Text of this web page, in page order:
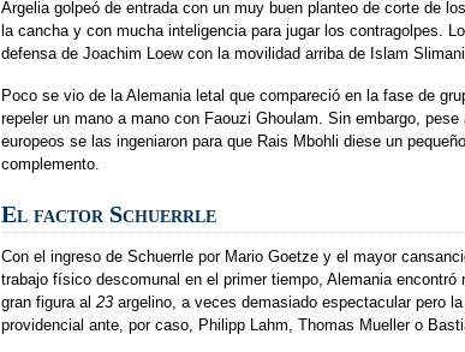
Argelia golpeó de entrada con un muy buen planteo de corte de
la cancha y con mucha inteligencia para jugar los contragolpes.
defensa de Joachim Loew con la movilidad arriba de Islam
Poco se vio de la Alemania letal que compareció en la fase de
repeler un mano a mano con Faouzi Ghoulam. Sin embargo,
europeos se las ingeniaron para que Rais Mbohli diese un
complemento.
El factor Schuerrle
Con el ingreso de Schuerrle por Mario Goetze y el mayor
trabajo físico descomunal en el primer tiempo, Alemania
gran figura al 23 argelino, a veces demasiado espectacular pero
providencial ante, por caso, Philipp Lahm, Thomas Mueller o